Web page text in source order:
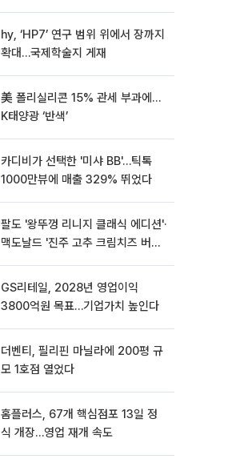
hy, ‘HP7’ 연구 범위 위에서 장까지
확대…국제학술지 게재
美 폴리실리콘 15% 관세 부과에…
K태양광 ‘반색’
카디비가 선택한 '미샤 BB'…틱톡
1000만뷰에 매출 329% 뛰었다
팔도 '왕뚜껑 리니지 클래식 에디션'·
맥도날드 '진주 고추 크림치즈 버거'
GS리테일, 2028년 영업이익
3800억원 목표…기업가치 높인다
더벤티, 필리핀 마닐라에 200평 규
모 1호점 열었다
홈플러스, 67개 핵심점포 13일 정
식 개장…영업 재개 속도